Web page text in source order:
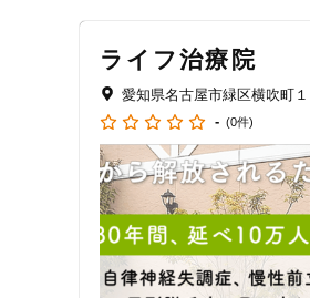
60分（レギュラー）コース　
90分（ロング）コース　7500円
お越しいただく前に、お電
よろしくお願いいたします。
ライフ治療院
愛知県名古屋市緑区横吹町
- (0件)